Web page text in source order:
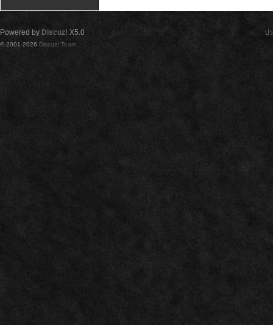
ป
Powered by Discuz! X5.0
© 2001-2026 Discuz! Team